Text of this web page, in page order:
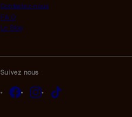
Contactez-nous
F.A.Q
Le Blog
Suivez nous
FacebookInstagram